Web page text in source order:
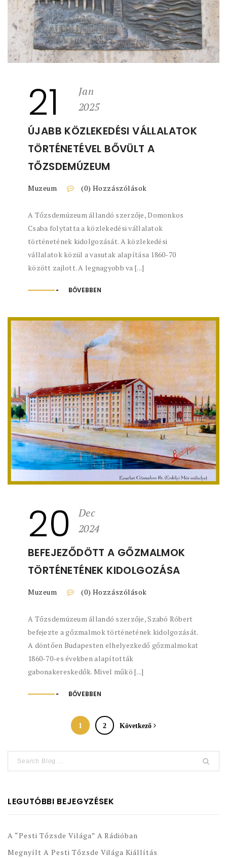
21
Jan
2025
ÚJABB KÖZLEKEDÉSI VÁLLALATOK
TÖRTÉNETÉVEL BŐVÜLT A
TŐZSDEMÚZEUM
Muzeum (0) Hozzászólások
A Tőzsdemúzeum állandó szerzője, Domonkos
Csaba folytatta a közlekedési vállalatok
történetének kidolgozását. A közlekedési
vállalatok közül a vasutak alapítása 1860-70
között zajlott. A legnagyobb va [...]
BŐVEBBEN
20
Dec
2024
BEFEJEZŐDÖTT A GŐZMALMOK
TÖRTÉNETÉNEK KIDOLGOZÁSA
Muzeum (0) Hozzászólások
A Tőzsdemúzeum állandó szerzője, Szabó Róbert
befejezte a gőzmalmok történetének kidolgozását.
A döntően Budapesten elhelyezkedő gőzmalmokat
1860-70-es években alapították
gabonakereskedők. Mivel műkö [...]
BŐVEBBEN
1 2 Következő
LEGUTÓBBI BEJEGYZÉSEK
A “Pesti Tőzsde Világa” A Rádióban
Megnyílt A Pesti Tőzsde Világa Kiállítás